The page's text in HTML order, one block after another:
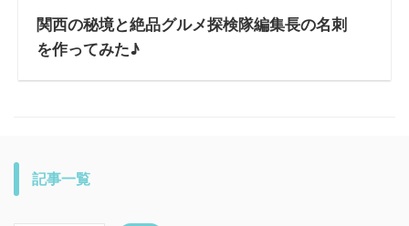
関西の秘境と絶品グルメ探検隊編集長の名刺
を作ってみた♪
記事一覧